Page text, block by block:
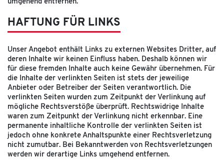
umgehend entfernen.
HAFTUNG FÜR LINKS
Unser Angebot enthält Links zu externen Websites Dritter, auf
deren Inhalte wir keinen Einfluss haben. Deshalb können wir
für diese fremden Inhalte auch keine Gewähr übernehmen. Für
die Inhalte der verlinkten Seiten ist stets der jeweilige
Anbieter oder Betreiber der Seiten verantwortlich. Die
verlinkten Seiten wurden zum Zeitpunkt der Verlinkung auf
mögliche Rechtsverstöße überprüft. Rechtswidrige Inhalte
waren zum Zeitpunkt der Verlinkung nicht erkennbar. Eine
permanente inhaltliche Kontrolle der verlinkten Seiten ist
jedoch ohne konkrete Anhaltspunkte einer Rechtsverletzung
nicht zumutbar. Bei Bekanntwerden von Rechtsverletzungen
werden wir derartige Links umgehend entfernen.